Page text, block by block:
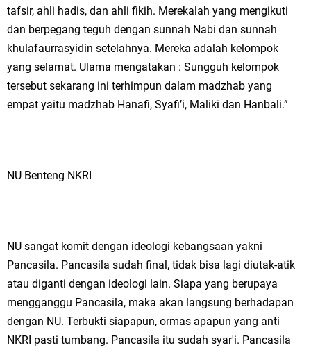
tafsir, ahli hadis, dan ahli fikih. Merekalah yang mengikuti
dan berpegang teguh dengan sunnah Nabi dan sunnah
khulafaurrasyidin setelahnya. Mereka adalah kelompok
yang selamat. Ulama mengatakan : Sungguh kelompok
tersebut sekarang ini terhimpun dalam madzhab yang
empat yaitu madzhab Hanafi, Syafi’i, Maliki dan Hanbali.”
NU Benteng NKRI
NU sangat komit dengan ideologi kebangsaan yakni
Pancasila. Pancasila sudah final, tidak bisa lagi diutak-atik
atau diganti dengan ideologi lain. Siapa yang berupaya
mengganggu Pancasila, maka akan langsung berhadapan
dengan NU. Terbukti siapapun, ormas apapun yang anti
NKRI pasti tumbang. Pancasila itu sudah syar'i. Pancasila